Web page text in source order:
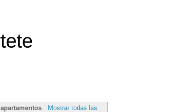
apartamentos.
Mostrar todas las